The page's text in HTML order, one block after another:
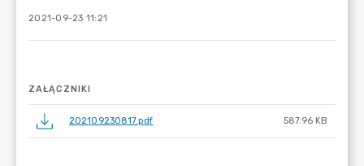
2021-09-23 11:21
ZAŁĄCZNIKI
202109230817.pdf 587.96 KB